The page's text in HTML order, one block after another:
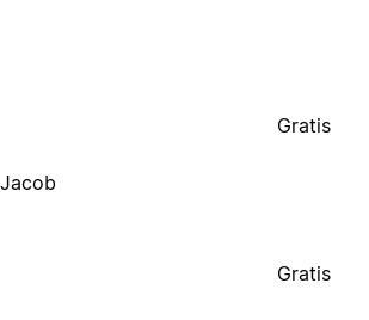
Gratis
Gratis